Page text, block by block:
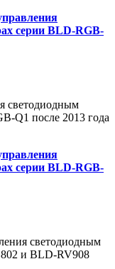
серии BLD-RGB-
светодиодным
Q1 после 2013 года
серии BLD-RGB-
светодиодным
и BLD-RV908